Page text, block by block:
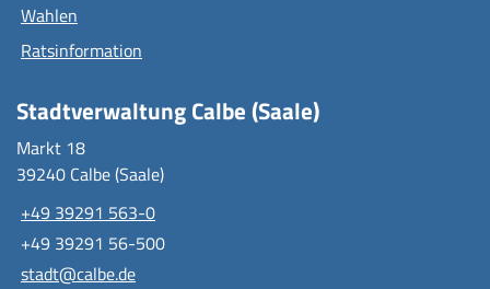
Wahlen
Ratsinformation
Stadtverwaltung Calbe (Saale)
Markt 18
39240 Calbe (Saale)
+49 39291 563-0
+49 39291 56-500
stadt@calbe.de